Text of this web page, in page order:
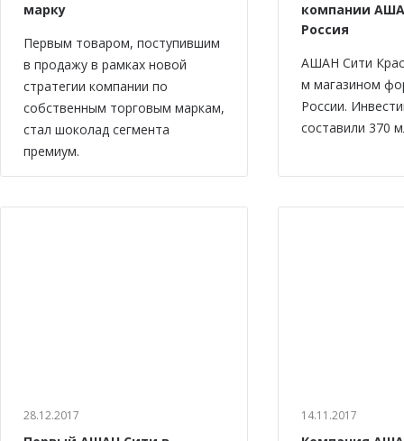
марку
Первым товаром, поступившим
в продажу в рамках новой
стратегии компании по
собственным торговым маркам,
стал шоколад сегмента
премиум.
компании
Россия
АШАН Сити
м магазином
России.
составили 370
28.12.2017 14.11.2017